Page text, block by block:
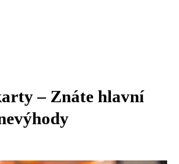
– Znáte hlavní